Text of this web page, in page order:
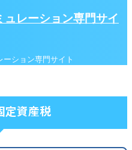
ュレーション専門サイ
ション専門サイト
定資産税